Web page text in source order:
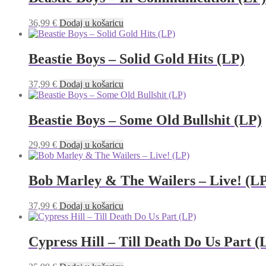
36,99 € Dodaj u košaricu
Beastie Boys – Solid Gold Hits (LP)
37,99 € Dodaj u košaricu
Beastie Boys – Some Old Bullshit (LP)
29,99 € Dodaj u košaricu
Bob Marley & The Wailers – Live!
37,99 € Dodaj u košaricu
Cypress Hill ‎– Till Death Do Us Part